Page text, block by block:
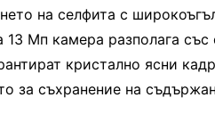
на селфита с
Мп камера разполага със
кристално ясни
за съхранение на